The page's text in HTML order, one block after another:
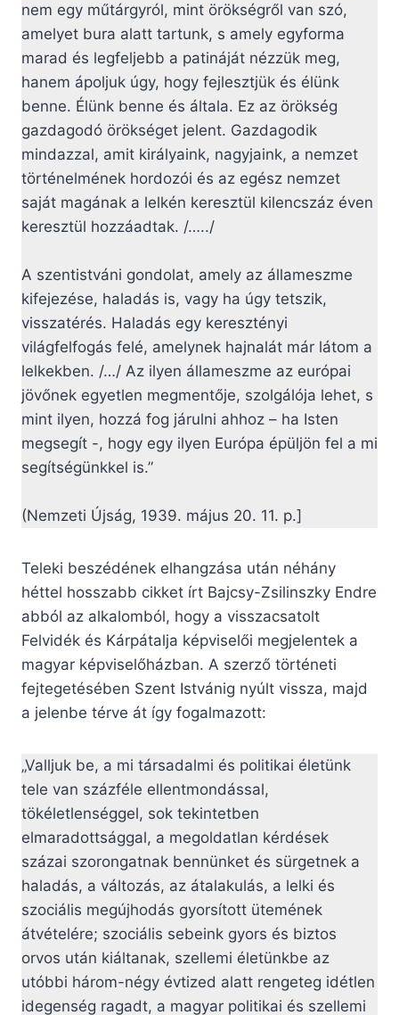
nem egy műtárgyról, mint örökségről van szó,
amelyet bura alatt tartunk, s amely egyforma
marad és legfeljebb a patináját nézzük meg,
hanem ápoljuk úgy, hogy fejlesztjük és élünk
benne. Élünk benne és általa. Ez az örökség
gazdagodó örökséget jelent. Gazdagodik
mindazzal, amit királyaink, nagyjaink, a nemzet
történelmének hordozói és az egész nemzet
saját magának a lelkén keresztül kilencszáz éven
keresztül hozzáadtak. /…../
A szentistváni gondolat, amely az állameszme
kifejezése, haladás is, vagy ha úgy tetszik,
visszatérés. Haladás egy keresztényi
világfelfogás felé, amelynek hajnalát már látom a
lelkekben. /…/ Az ilyen állameszme az európai
jövőnek egyetlen megmentője, szolgálója lehet, s
mint ilyen, hozzá fog járulni ahhoz – ha Isten
megsegít -, hogy egy ilyen Európa épüljön fel a mi
segítségünkkel is.”
(Nemzeti Újság, 1939. május 20. 11. p.]
Teleki beszédének elhangzása után néhány
héttel hosszabb cikket írt Bajcsy-Zsilinszky Endre
abból az alkalomból, hogy a visszacsatolt
Felvidék és Kárpátalja képviselői megjelentek a
magyar képviselőházban. A szerző történeti
fejtegetésében Szent Istvánig nyúlt vissza, majd
a jelenbe térve át így fogalmazott:
„Valljuk be, a mi társadalmi és politikai életünk
tele van százféle ellentmondással,
tökéletlenséggel, sok tekintetben
elmaradottsággal, a megoldatlan kérdések
százai szorongatnak bennünket és sürgetnek a
haladás, a változás, az átalakulás, a lelki és
szociális megújhodás gyorsított ütemének
átvételére; szociális sebeink gyors és biztos
orvos után kiáltanak, szellemi életünkbe az
utóbbi három-négy évtized alatt rengeteg idétlen
idegenség ragadt, a magyar politikai és szellemi